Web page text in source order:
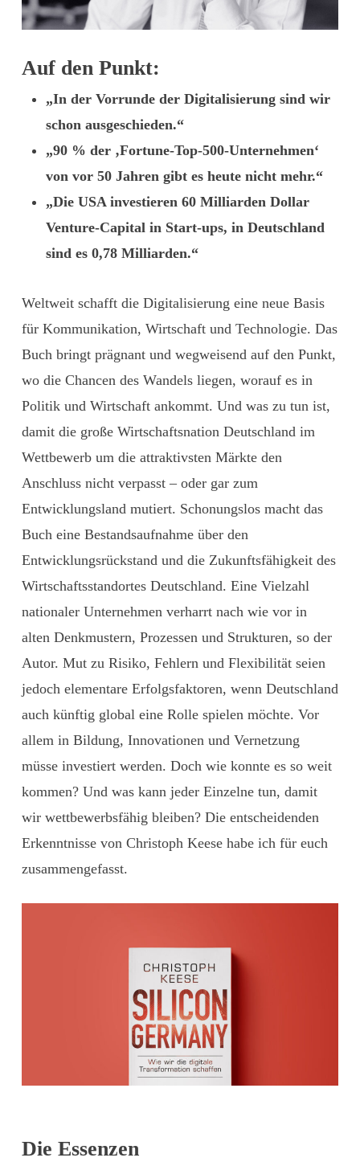
Auf den Punkt:
„In der Vorrunde der Digitalisierung sind wir
schon ausgeschieden.“
„90 % der ‚Fortune-Top-500-Unternehmen‘
von vor 50 Jahren gibt es heute nicht mehr.“
„Die USA investieren 60 Milliarden Dollar
Venture-Capital in Start-ups, in Deutschland
sind es 0,78 Milliarden.“
Weltweit schafft die Digitalisierung eine neue Basis
für Kommunikation, Wirtschaft und Technologie. Das
Buch bringt prägnant und wegweisend auf den Punkt,
wo die Chancen des Wandels liegen, worauf es in
Politik und Wirtschaft ankommt. Und was zu tun ist,
damit die große Wirtschaftsnation Deutschland im
Wettbewerb um die attraktivsten Märkte den
Anschluss nicht verpasst – oder gar zum
Entwicklungsland mutiert. Schonungslos macht das
Buch eine Bestandsaufnahme über den
Entwicklungsrückstand und die Zukunftsfähigkeit des
Wirtschaftsstandortes Deutschland. Eine Vielzahl
nationaler Unternehmen verharrt nach wie vor in
alten Denkmustern, Prozessen und Strukturen, so der
Autor. Mut zu Risiko, Fehlern und Flexibilität seien
jedoch elementare Erfolgsfaktoren, wenn Deutschland
auch künftig global eine Rolle spielen möchte. Vor
allem in Bildung, Innovationen und Vernetzung
müsse investiert werden. Doch wie konnte es so weit
kommen? Und was kann jeder Einzelne tun, damit
wir wettbewerbsfähig bleiben? Die entscheidenden
Erkenntnisse von Christoph Keese habe ich für euch
zusammengefasst.
Die Essenzen